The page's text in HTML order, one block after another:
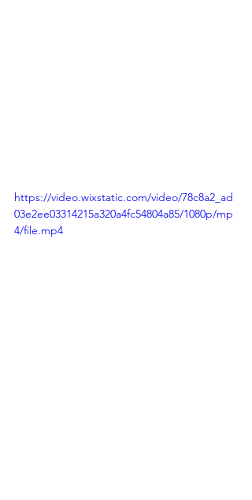
https://video.wixstatic.com/video/78c8a2_ad
03e2ee03314215a320a4fc54804a85/1080p/mp
4/file.mp4